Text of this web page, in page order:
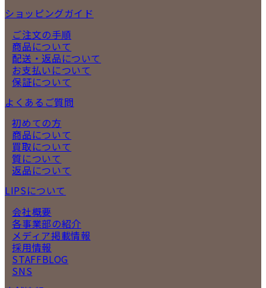
ショッピングガイド
ご注文の手順
商品について
配送・返品について
お支払いについて
保証について
よくあるご質問
初めての方
商品について
買取について
質について
返品について
LIPSについて
会社概要
各事業部の紹介
メディア掲載情報
採用情報
STAFFBLOG
SNS